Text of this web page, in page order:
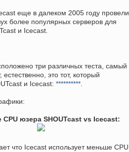
еще в далеком 2005 году провели
более популярных серверов для
и Icecast.
три различных теста, самый
естественно, это тот, который
и Icecast: **********.
CPU юзера SHOUTcast vs Icecast:
что Icecast использует меньше